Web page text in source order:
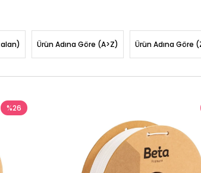
Ürün Adına Göre (A>Z) Ürün Adına Göre
%26